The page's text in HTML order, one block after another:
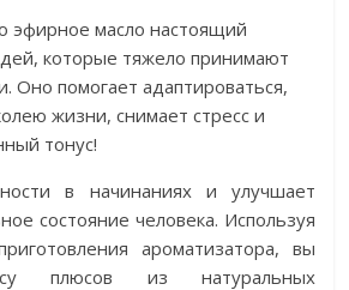
эфирное масло настоящий
которые тяжело принимают
Оно помогает адаптироваться,
жизни, снимает стресс и
тонус!
в начинаниях и улучшает
состояние человека. Используя
ароматизатора, вы
плюсов из натуральных